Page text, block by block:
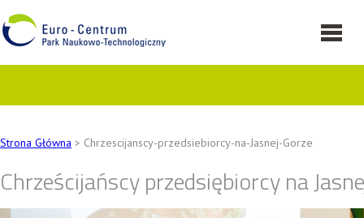
Strona Główna > Chrzescijanscy-przedsiebiorcy-na-Jasnej-Gorze
Chrześcijańscy przedsiębiorcy na